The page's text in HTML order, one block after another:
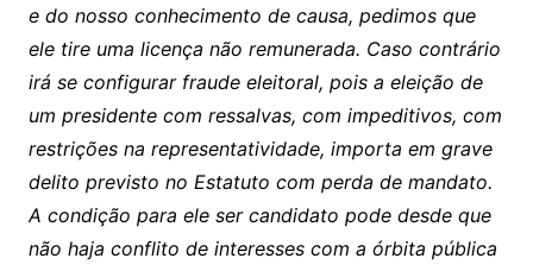
e do nosso conhecimento de causa, pedimos que
ele tire uma licença não remunerada. Caso contrário
irá se configurar fraude eleitoral, pois a eleição de
um presidente com ressalvas, com impeditivos, com
restrições na representatividade, importa em grave
delito previsto no Estatuto com perda de mandato.
A condição para ele ser candidato pode desde que
não haja conflito de interesses com a órbita pública